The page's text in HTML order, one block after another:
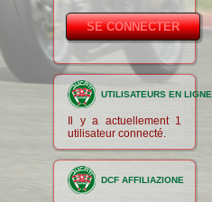
UTILISATEURS EN LIGNE
Il y a actuellement 1
utilisateur connecté.
DCF AFFILIAZIONE